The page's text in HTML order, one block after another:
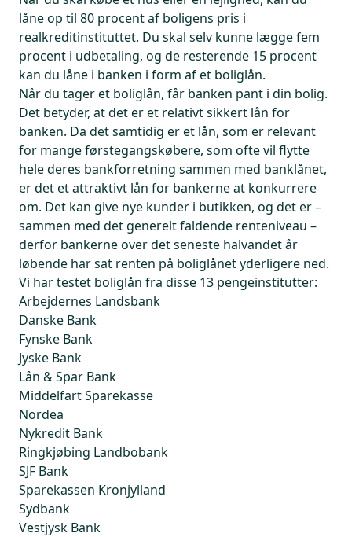
låne op til 80 procent af boligens pris i
realkreditinstituttet. Du skal selv kunne lægge fem
procent i udbetaling, og de resterende 15 procent
kan du låne i banken i form af et boliglån.
Når du tager et boliglån, får banken pant i din bolig.
Det betyder, at det er et relativt sikkert lån for
banken. Da det samtidig er et lån, som er relevant
for mange førstegangskøbere, som ofte vil flytte
hele deres bankforretning sammen med banklånet,
er det et attraktivt lån for bankerne at konkurrere
om. Det kan give nye kunder i butikken, og det er –
sammen med det generelt faldende renteniveau –
derfor bankerne over det seneste halvandet år
løbende har sat renten på boliglånet yderligere ned.
Vi har testet boliglån fra disse 13 pengeinstitutter:
Arbejdernes Landsbank
Danske Bank
Fynske Bank
Jyske Bank
Lån & Spar Bank
Middelfart Sparekasse
Nordea
Nykredit Bank
Ringkjøbing Landbobank
SJF Bank
Sparekassen Kronjylland
Sydbank
Vestjysk Bank